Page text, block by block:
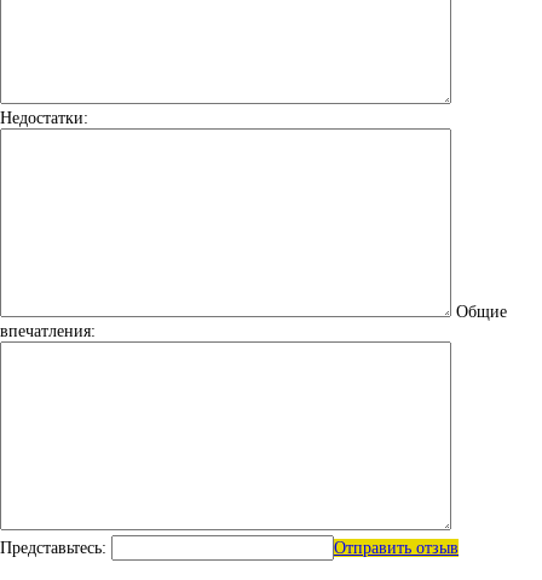
Недостатки:
Общие
впечатления:
Представьтесь: Отправить отзыв